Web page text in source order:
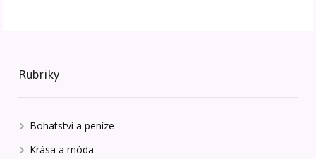
Rubriky
Bohatství a peníze
Krása a móda